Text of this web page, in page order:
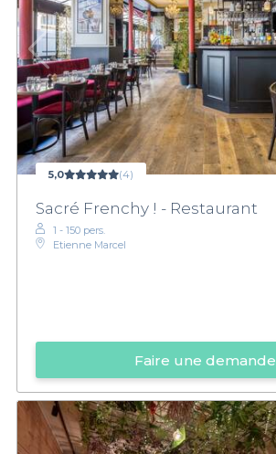
5,0 (4)
Sacré Frenchy ! - Restaurant
1 - 150 pers.
Etienne Marcel
Faire une demande